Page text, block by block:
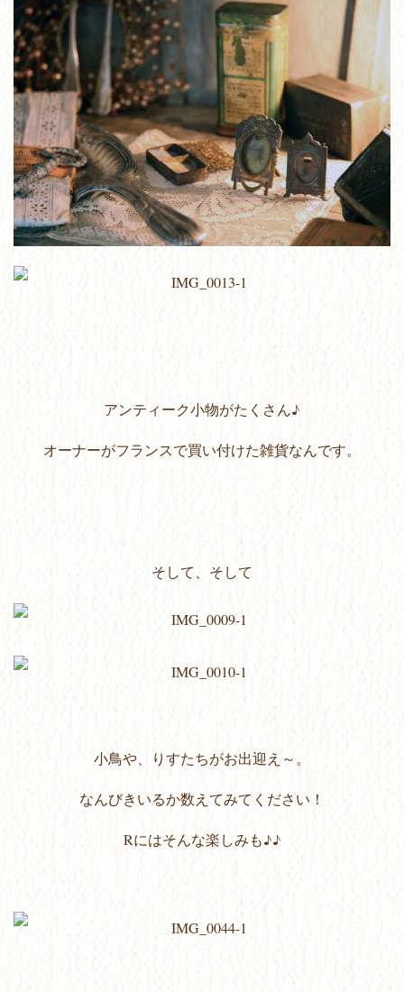
アンティーク小物がたくさん♪
オーナーがフランスで買い付けた雑貨なんです。
そして、そして
小鳥や、りすたちがお出迎え～。
なんびきいるか数えてみてください！
Rにはそんな楽しみも♪♪